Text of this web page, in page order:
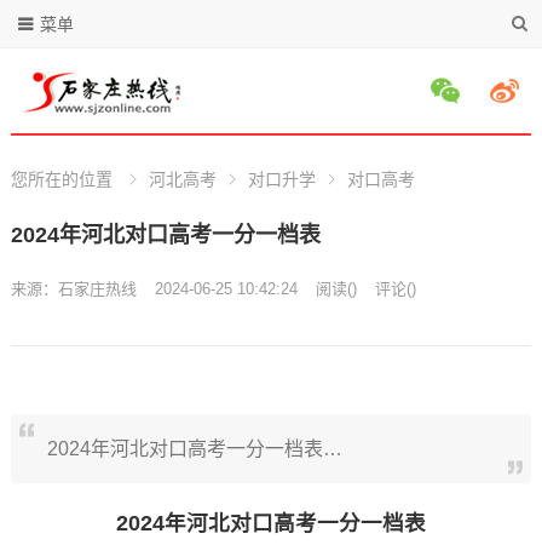
菜单
您所在的位置 河北高考 对口升学 对口高考
2024年河北对口高考一分一档表
来源： 石家庄热线 2024-06-25 10:42:24 阅读() 评论()
2024年河北对口高考一分一档表…
2024年河北对口高考一分一档表